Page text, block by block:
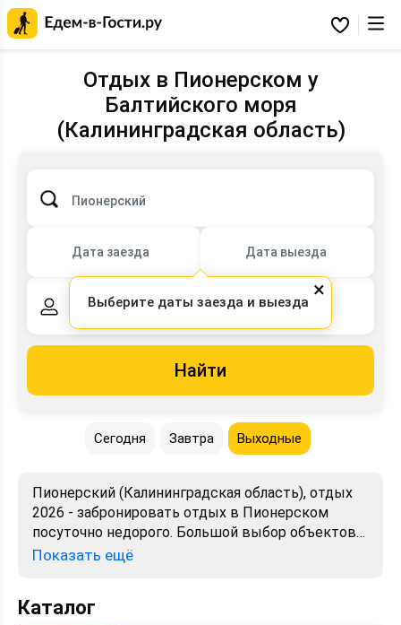
Гости.ру
Избранное
Отдых в Пионерском у
Балтийского моря
(Калининградская область)
Пионерский
Дата заезда Дата выезда
2 взрослых, 0 детей
Найти
Сегодня Завтра Выходные
Пионерский (Калининградская область), отдых
2026 - забронировать отдых в Пионерском
посуточно недорого. Большой выбор объектов
для отдыха. Сравнивайте цены, читайте отзывы,
Показать ещё
Каталог
×
Выберите даты заезда и выезда